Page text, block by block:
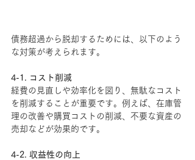
債務超過から脱却するためには、以下のよう
な対策が考えられます。
4-1. コスト削減
経費の見直しや効率化を図り、無駄なコスト
を削減することが重要です。例えば、在庫管
理の改善や購買コストの削減、不要な資産の
売却などが効果的です。
4-2. 収益性の向上